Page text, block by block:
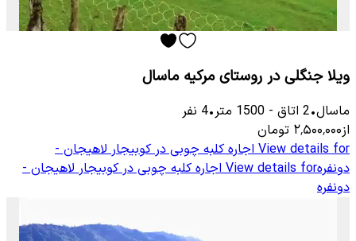
ویلا جنگلی در روستای مرکیه ماسال
ماسال•
2 اتاق -
1500 متر•
4 نفر
از۲٬۵۰۰٬۰۰۰ تومان
View details for اجاره کلبه چوبی در کوبیجار لاهیجان -
دونفرهView details for اجاره کلبه چوبی در کوبیجار لاهیجان -
دونفره